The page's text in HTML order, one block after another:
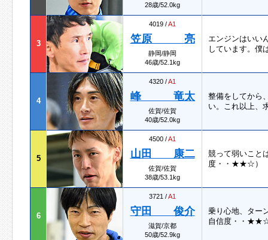
28歳/52.0kg
3
4019 /A1
笠原 亮
静岡/静岡
46歳/52.1kg
エンジンはいい
しています。僕
4
4320 /A1
峰 竜太
佐賀/佐賀
40歳/52.0kg
整備をしてから
い。これ以上、
5
4500 /A1
山田 康二
佐賀/佐賀
38歳/53.1kg
競って弱いこと
度・・★★☆）
6
3721 /A1
守田 俊介
滋賀/京都
50歳/52.9kg
乗り心地、ター
自信度・・